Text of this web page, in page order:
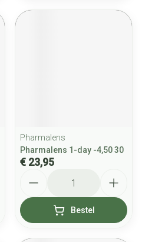
Pharmalens
Pharmalens 1-day -4,50 30
€ 23,95
Bestel